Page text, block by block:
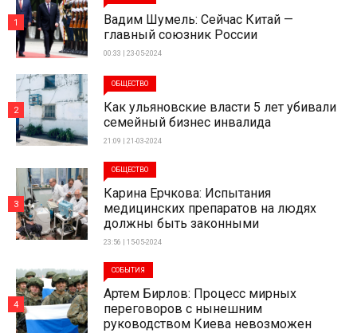
Вадим Шумель: Сейчас Китай —
главный союзник России
00:33 | 23-05-2024
1
ОБЩЕСТВО
Как ульяновские власти 5 лет убивали
семейный бизнес инвалида
21:09 | 21-03-2024
2
ОБЩЕСТВО
Карина Ерчкова: Испытания
медицинских препаратов на людях
должны быть законными
23:56 | 15-05-2024
3
СОБЫТИЯ
Артем Бирлов: Процесс мирных
переговоров с нынешним
руководством Киева невозможен
4